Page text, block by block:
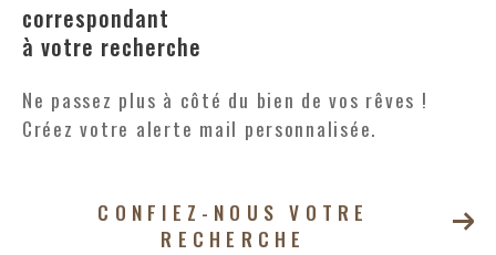
correspondant
à votre recherche
Ne passez plus à côté du bien de vos rêves !
Créez votre alerte mail personnalisée.
CONFIEZ-NOUS VOTRE
RECHERCHE